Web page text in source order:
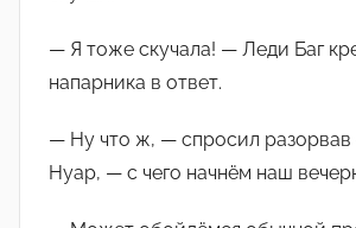
— Я тоже скучала! — Леди Баг
напарника в ответ.
— Ну что ж, — спросил разорвав
Нуар, — с чего начнём наш